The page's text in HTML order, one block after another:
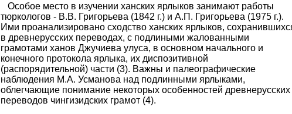
Особое место в изучении ханских ярлыков занимают работы
тюркологов - В.В. Григорьева (1842 г.) и А.П. Григорьева (1975 г.).
Ими проанализировано сходство ханских ярлыков,
в древнерусских переводах, с подлиными жалованными
грамотами ханов Джучиева улуса, в основном начального и
конечного протокола ярлыка, их диспозитивной
(распорядительной) части (3). Важны и палеографические
наблюдения М.А. Усманова над подлинными ярлыками,
облегчающие понимание некоторых особенностей древнерусских
переводов чингизидских грамот (4).